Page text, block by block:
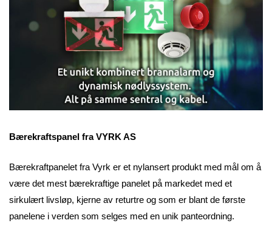
Bærekraftspanel fra VYRK AS
Bærekraftpanelet fra Vyrk er et nylansert produkt med mål om å
være det mest bærekraftige panelet på markedet med et
sirkulært livsløp, kjerne av returtre og som er blant de første
panelene i verden som selges med en unik panteordning.